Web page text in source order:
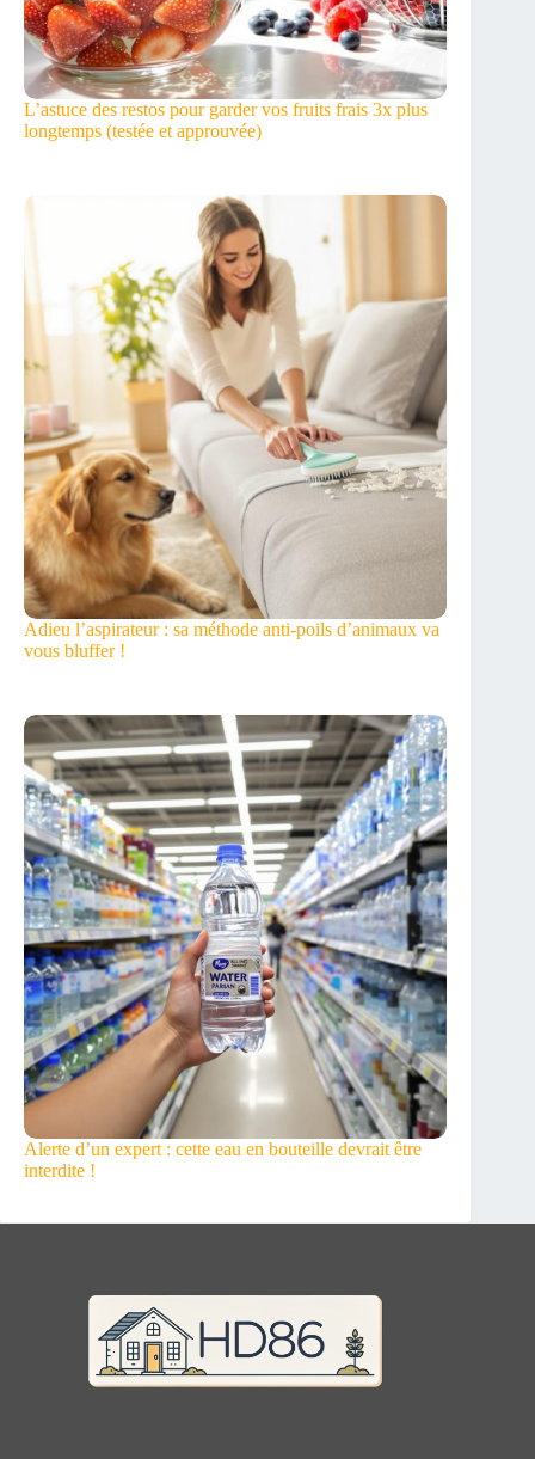
L’astuce des restos pour garder vos fruits frais 3x plus
longtemps (testée et approuvée)
Adieu l’aspirateur : sa méthode anti-poils d’animaux va
vous bluffer !
Alerte d’un expert : cette eau en bouteille devrait être
interdite !